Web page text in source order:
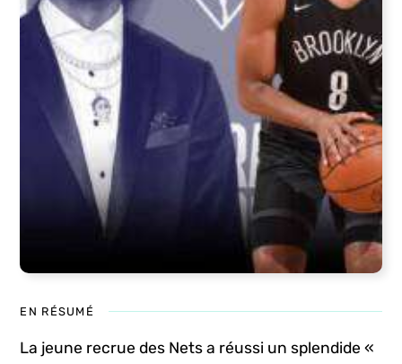
EN RÉSUMÉ
La jeune recrue des Nets a réussi un splendide «